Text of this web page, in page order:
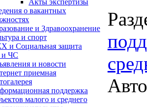
Акты экспертизы
о вакантных
и Здравоохранение
и спорт
и Социальная защита
ЧС
и новости
приемная
поддержка
малого и среднего